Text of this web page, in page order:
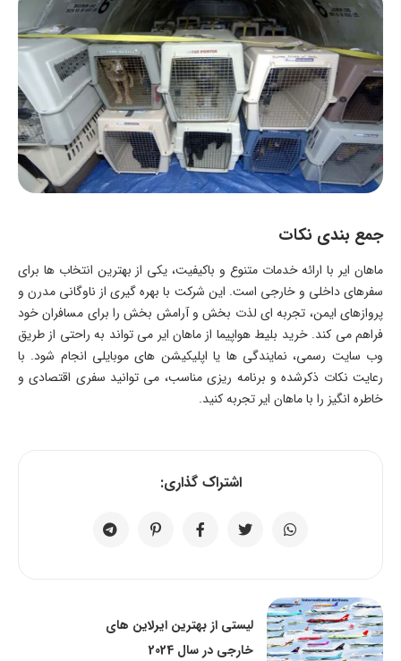
جمع بندی نکات
ماهان ایر با ارائه خدمات متنوع و باکیفیت، یکی از بهترین انتخاب ها برای
سفرهای داخلی و خارجی است. این شرکت با بهره گیری از ناوگانی مدرن و
پروازهای ایمن، تجربه ای لذت بخش و آرامش بخش را برای مسافران خود
فراهم می کند. خرید بلیط هواپیما از ماهان ایر می تواند به راحتی از طریق
وب سایت رسمی، نمایندگی ها یا اپلیکیشن های موبایلی انجام شود. با
رعایت نکات ذکرشده و برنامه ریزی مناسب، می توانید سفری اقتصادی و
خاطره انگیز را با ماهان ایر تجربه کنید.
اشتراک گذاری:
لیستی از بهترین ایرلاین های
خارجی در سال 2024